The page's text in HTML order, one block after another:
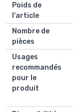
Poids de
l'article
Nombre de
pièces
Usages
recommandés
pour le
produit